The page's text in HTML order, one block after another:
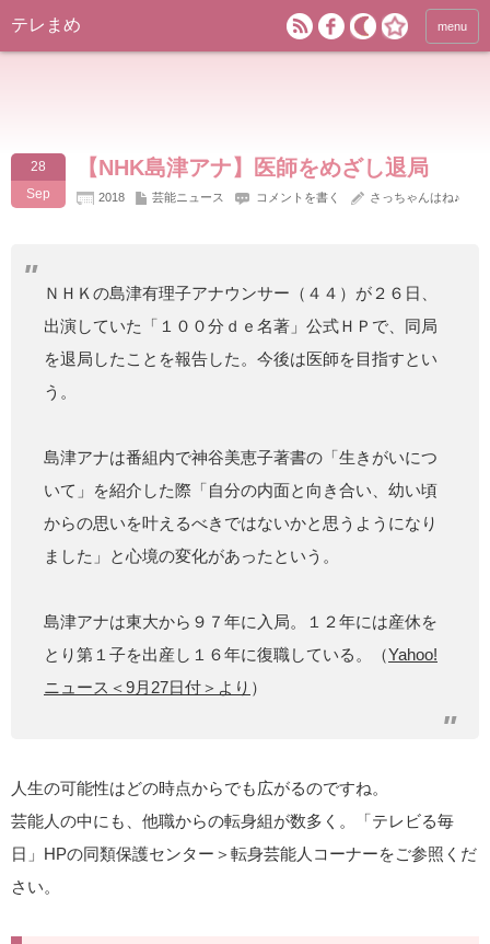
テレまめ menu
28
Sep
【NHK島津アナ】医師をめざし退局
2018 芸能ニュース コメントを書く さっちゃんはね♪
ＮＨＫの島津有理子アナウンサー（４４）が２６日、
出演していた「１００分ｄｅ名著」公式ＨＰで、同局
を退局したことを報告した。今後は医師を目指すとい
う。
島津アナは番組内で神谷美恵子著書の「生きがいにつ
いて」を紹介した際「自分の内面と向き合い、幼い頃
からの思いを叶えるべきではないかと思うようになり
ました」と心境の変化があったという。
島津アナは東大から９７年に入局。１２年には産休を
とり第１子を出産し１６年に復職している。（Yahoo!
ニュース＜9月27日付＞より ）
人生の可能性はどの時点からでも広がるのですね。
芸能人の中にも、他職からの転身組が数多く。「テレビる毎
日」HPの同類保護センター＞転身芸能人コーナーをご参照くだ
さい。